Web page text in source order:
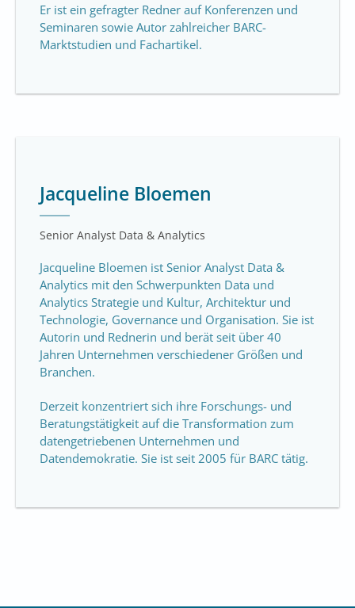
Er ist ein gefragter Redner auf Konferenzen und
Seminaren sowie Autor zahlreicher BARC-
Marktstudien und Fachartikel.
Jacqueline Bloemen
Senior Analyst Data & Analytics
Jacqueline Bloemen ist Senior Analyst Data &
Analytics mit den Schwerpunkten Data und
Analytics Strategie und Kultur, Architektur und
Technologie, Governance und Organisation. Sie ist
Autorin und Rednerin und berät seit über 40
Jahren Unternehmen verschiedener Größen und
Branchen.
Derzeit konzentriert sich ihre Forschungs- und
Beratungstätigkeit auf die Transformation zum
datengetriebenen Unternehmen und
Datendemokratie. Sie ist seit 2005 für BARC tätig.